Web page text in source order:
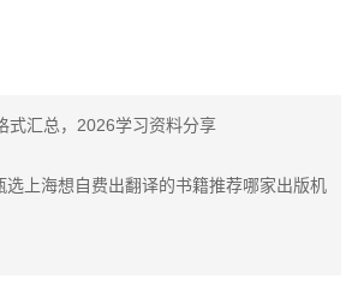
式汇总，2026学习资料分享
上海想自费出翻译的书籍推荐哪家出版机